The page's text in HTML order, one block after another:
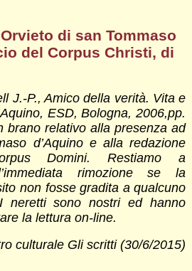
di san Tommaso
del Corpus Christi, di
J.-P., Amico della verità. Vita e
ESD, Bologna, 2006,pp.
brano relativo alla presenza ad
d’Aquino e alla redazione
Domini. Restiamo a
rimozione se la
non fosse gradita a qualcuno
neretti sono nostri ed hanno
la lettura on-line.
culturale Gli scritti (30/6/2015)